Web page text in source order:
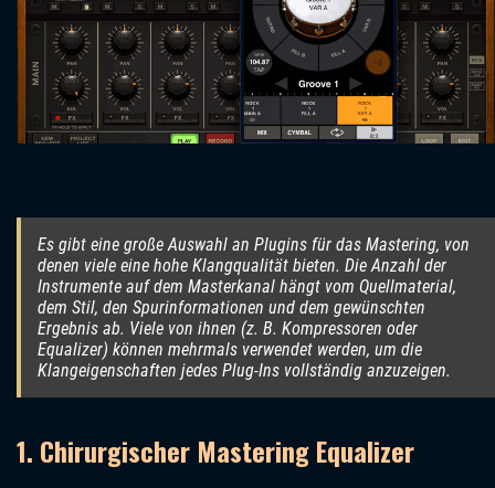
Es gibt eine große Auswahl an Plugins für das Mastering, von
denen viele eine hohe Klangqualität bieten. Die Anzahl der
Instrumente auf dem Masterkanal hängt vom Quellmaterial,
dem Stil, den Spurinformationen und dem gewünschten
Ergebnis ab. Viele von ihnen (z. B. Kompressoren oder
Equalizer) können mehrmals verwendet werden, um die
Klangeigenschaften jedes Plug-Ins vollständig anzuzeigen.
1. Chirurgischer Mastering Equalizer